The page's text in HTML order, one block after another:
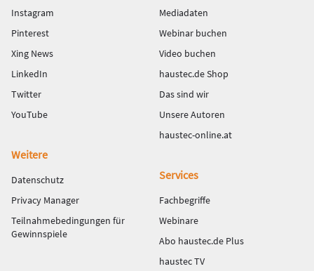
Instagram
Pinterest
Xing News
LinkedIn
Twitter
YouTube
Mediadaten
Webinar buchen
Video buchen
haustec.de Shop
Das sind wir
Unsere Autoren
haustec-online.at
Weitere
Datenschutz
Privacy Manager
Teilnahmebedingungen für
Gewinnspiele
Services
Fachbegriffe
Webinare
Abo haustec.de Plus
haustec TV